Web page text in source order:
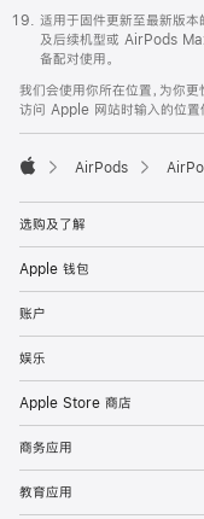
适用于固件更新至最新版
及后续机型或 AirPods
备配对使用。
我们会使用你所在位置，为你
访问 Apple 网站时输入的位置
AirPods
选购及了解
Apple 钱包
账户
娱乐
Apple Store 商店
商务应用
教育应用